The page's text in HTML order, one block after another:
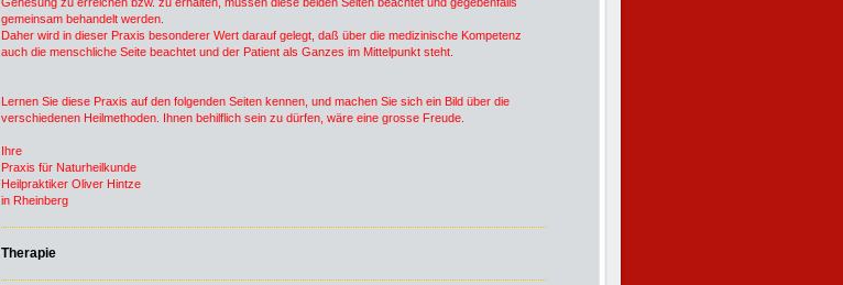
gemeinsam behandelt werden.
Daher wird in dieser Praxis besonderer Wert darauf gelegt, daß über die medizinische Kompetenz
auch die menschliche Seite beachtet und der Patient als Ganzes im Mittelpunkt steht.
Lernen Sie diese Praxis auf den folgenden Seiten kennen, und machen Sie sich ein Bild über die
verschiedenen Heilmethoden. Ihnen behilflich sein zu dürfen, wäre eine grosse Freude.
Ihre
Praxis für Naturheilkunde
Heilpraktiker Oliver Hintze
in Rheinberg
Therapie